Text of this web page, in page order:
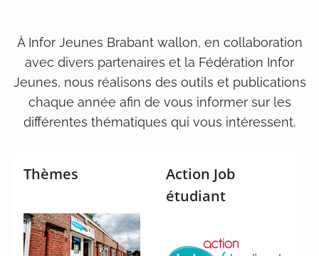
À Infor Jeunes Brabant wallon, en collaboration
avec divers partenaires et la Fédération Infor
Jeunes, nous réalisons des outils et publications
chaque année afin de vous informer sur les
différentes thématiques qui vous intéressent.
Thèmes
Action Job
étudiant